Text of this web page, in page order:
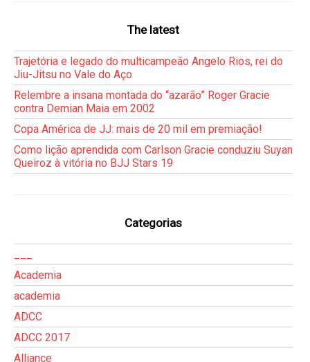
The latest
Trajetória e legado do multicampeão Angelo Rios, rei do
Jiu-Jitsu no Vale do Aço
Relembre a insana montada do “azarão” Roger Gracie
contra Demian Maia em 2002
Copa América de JJ: mais de 20 mil em premiação!
Como lição aprendida com Carlson Gracie conduziu Suyan
Queiroz à vitória no BJJ Stars 19
Categorias
Academia
academia
ADCC
ADCC 2017
Alliance